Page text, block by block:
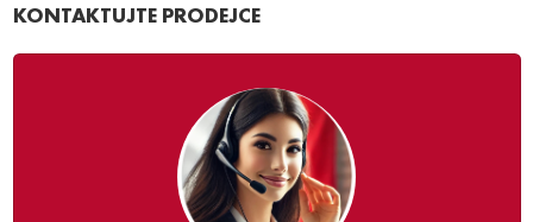
KONTAKTUJTE PRODEJCE